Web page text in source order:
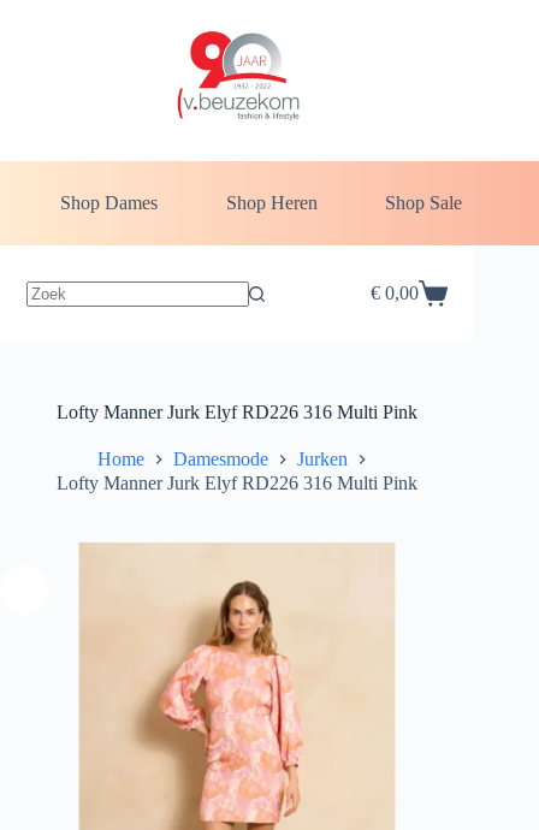
Shop Dames Shop Heren Shop Sale
Winkelwagen
€0,00
Lofty Manner Jurk Elyf RD226 316 Multi Pink
Home Damesmode
Jurken
Lofty Manner Jurk Elyf RD226 316 Multi Pink